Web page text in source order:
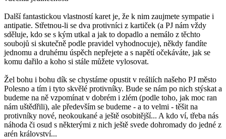
Další fantastickou vlastností karet je, že k nim zaujmete sympatie i
antipatie. Střetnou-li se dva protivníci z kartiček (a PJ nám vždy
sděluje, kdo se s kým utkal a jak to dopadlo a nemálo z těchto
soubojů si skutečně podle pravidel vyhodnocuje), někdy fandíte
jednomu a druhému úspěch nepřejete a s napětí očekáváte, jak se
komu dařilo a koho si stále můžete vylosovat.
Žel bohu i bohu dík se chystáme opustit v reáliích našeho PJ město
Polesno a tím i tyto skvělé protivníky. Bude se nám po nich stýskat a
budeme na ně vzpomínat v dobrém i zlém (podle toho, jak moc ran
nám uštědřili), ale především se budeme - a to velmi - těšit na
protivníky nové, neokoukané a ještě osobitější... A kdo ví, třeba nás
náhoda či osud s některými z nich ještě svede dohromady do jedné z
arén království...